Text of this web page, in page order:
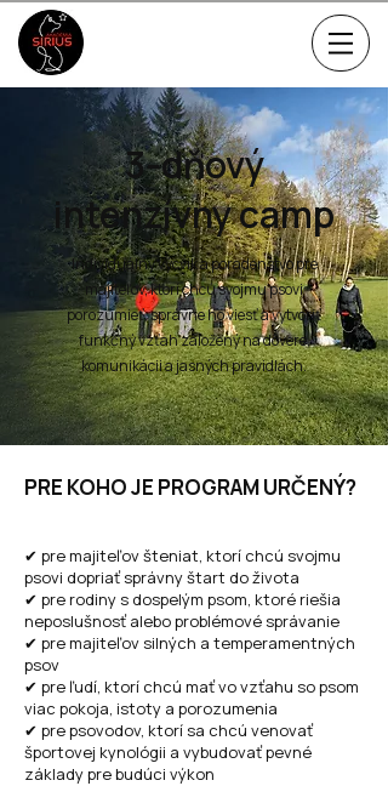
3-dňový
intenzívny camp
Individuálny výcvik a poradenstvo pre
majiteľov, ktorí chcú svojmu psovi
porozumieť, správne ho viesť a vytvoriť
funkčný vzťah založený na dôvere,
komunikácii a jasných pravidlách.
PRE KOHO JE PROGRAM URČENÝ?
✔ pre majiteľov šteniat, ktorí chcú svojmu
psovi dopriať správny štart do života
✔ pre rodiny s dospelým psom, ktoré riešia
neposlušnosť alebo problémové správanie
✔ pre majiteľov silných a temperamentných
psov
✔ pre ľudí, ktorí chcú mať vo vzťahu so psom
viac pokoja, istoty a porozumenia
✔ pre psovodov, ktorí sa chcú venovať
športovej kynológii a vybudovať pevné
základy pre budúci výkon